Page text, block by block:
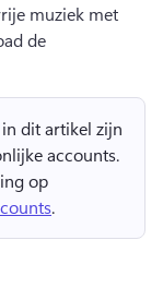
muziek met
de
dit artikel zijn
.